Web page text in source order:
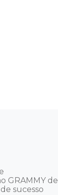
GRAMMY de
sucesso